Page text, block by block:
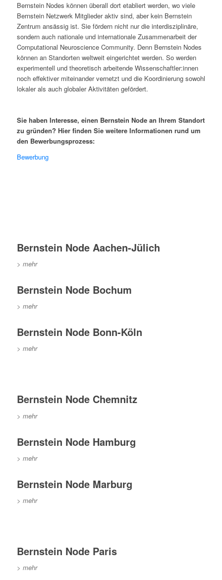
Bernstein Nodes können überall dort etabliert werden, wo viele
Bernstein Netzwerk Mitglieder aktiv sind, aber kein Bernstein
Zentrum ansässig ist. Sie fördern nicht nur die interdisziplinäre,
sondern auch nationale und internationale Zusammenarbeit der
Computational Neuroscience Community. Denn Bernstein Nodes
können an Standorten weltweit eingerichtet werden. So werden
experimentell und theoretisch arbeitende Wissenschaftler:innen
noch effektiver miteinander vernetzt und die Koordinierung sowohl
lokaler als auch globaler Aktivitäten gefördert.
Sie haben Interesse, einen Bernstein Node an Ihrem Standort
zu gründen? Hier finden Sie weitere Informationen rund um
den Bewerbungsprozess:
Bewerbung
Bernstein Node Aachen-Jülich
> mehr
Bernstein Node Bochum
> mehr
Bernstein Node Bonn-Köln
> mehr
Bernstein Node Chemnitz
> mehr
Bernstein Node Hamburg
> mehr
Bernstein Node Marburg
> mehr
Bernstein Node Paris
> mehr